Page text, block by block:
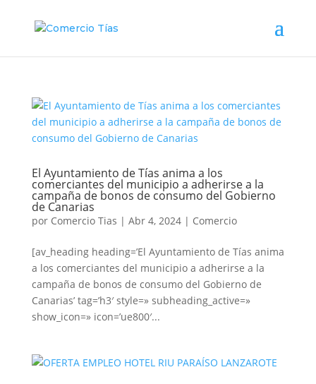
El Ayuntamiento de Tías anima a los
comerciantes del municipio a adherirse a la
campaña de bonos de consumo del Gobierno
de Canarias
por Comercio Tias | Abr 4, 2024| Comercio
[av_heading heading=’El Ayuntamiento de Tías anima
a los comerciantes del municipio a adherirse a la
campaña de bonos de consumo del Gobierno de
Canarias’ tag=’h3′ style=» subheading_active=»
show_icon=» icon=’ue800′...